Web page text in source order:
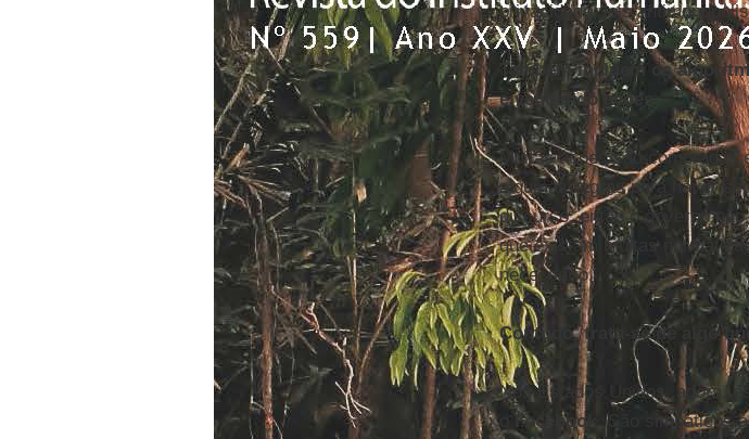
privacidade, leis
Também incluem os
e vendendo ações.
Muitas ações são compradas
algumas regras para haver
discurso, então o governo
que existam muitas
necessário.
Contudo, trata-se de algo
Nos Estados Unidos, agora,
o Facebook
. São simpáticos